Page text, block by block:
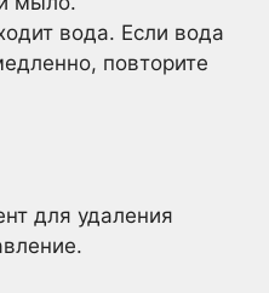
вода. Если вода
повторите
для удаления